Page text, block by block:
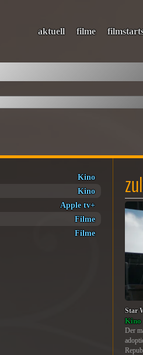
aktuell filme
Kino
Kino
Apple tv+
Filme
Filme
Star
Kino
Der